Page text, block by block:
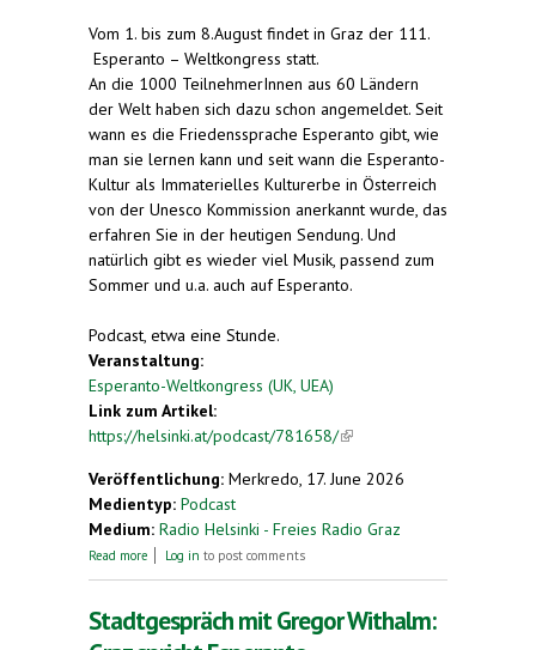
Vom 1. bis zum 8.August findet in Graz der 111.
Esperanto – Weltkongress statt.
An die 1000 TeilnehmerInnen aus 60 Ländern
der Welt haben sich dazu schon angemeldet. Seit
wann es die Friedenssprache Esperanto gibt, wie
man sie lernen kann und seit wann die Esperanto-
Kultur als Immaterielles Kulturerbe in Österreich
von der Unesco Kommission anerkannt wurde, das
erfahren Sie in der heutigen Sendung. Und
natürlich gibt es wieder viel Musik, passend zum
Sommer und u.a. auch auf Esperanto.
Podcast, etwa eine Stunde.
Veranstaltung:
Esperanto-Weltkongress (UK, UEA)
Link zum Artikel:
https://helsinki.at/podcast/781658/(link is
Veröffentlichung: Merkredo, 17. June 2026
Medientyp: Podcast
Medium: Radio Helsinki - Freies Radio Graz
Read more about Vilja’s Querbeet mit sommerlicher Musik und
Log in to post comments
Stadtgespräch mit Gregor Withalm: